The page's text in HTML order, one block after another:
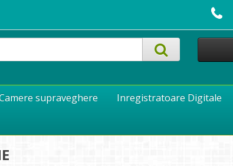
supraveghere Inregistratoare Digitale